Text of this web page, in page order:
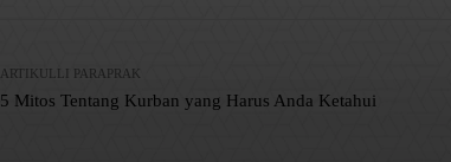
ARTIKULLI PARAPRAK
5 Mitos Tentang Kurban yang Harus Anda Ketahui